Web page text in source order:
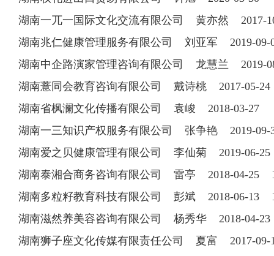
湖南一兀一国际文化交流有限公司 黄亦然
湖南兆仁健康管理服务有限公司 刘亚军 2019-
湖南中企路演家管理咨询有限公司 龙慧兰
湖南薏同会教育咨询有限公司 戴诗桃 2017-05-
湖南省枫澜文化传播有限公司 袁峻 2018-03-27
湖南一三知识产权服务有限公司 张争艳 2019-
湖南爱之贝健康管理有限公司 李仙菊 2019-06-
湖南泰湘合商务咨询有限公司 雷亭 2018-04-25
湖南多粒籽教育科技有限公司 彭斌 2018-06-13
湖南滋然养美容咨询有限公司 杨秀华 2018-04-
湖南狮子座文化传媒有限责任公司 夏富 2017-